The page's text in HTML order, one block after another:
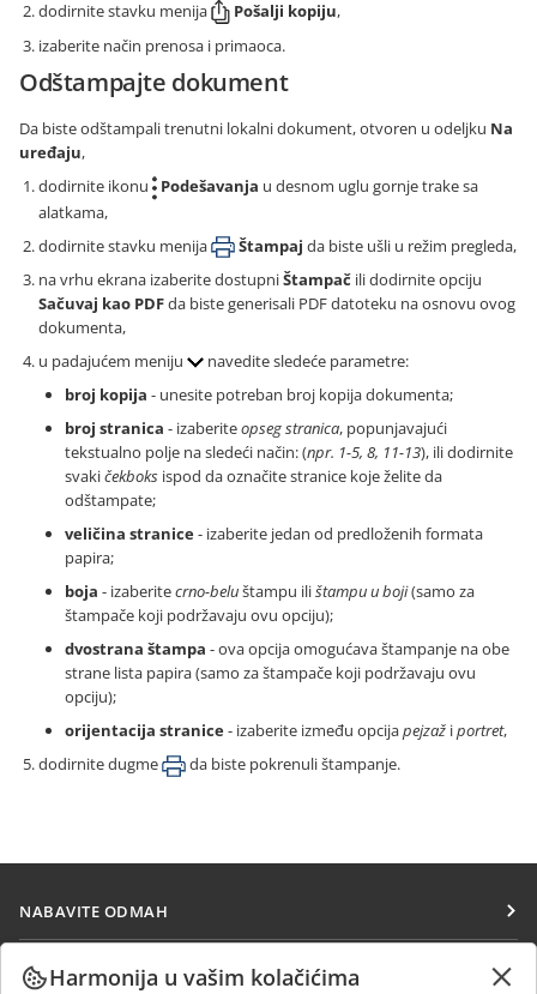
dodirnite stavku menija
Pošalji kopiju,
izaberite način prenosa i primaoca.
Odštampajte dokument
Da biste odštampali trenutni lokalni dokument, otvoren u odeljku Na
uređaju,
dodirnite ikonu
Podešavanja u desnom uglu gornje trake sa
alatkama,
dodirnite stavku menija
Štampaj da biste ušli u režim pregleda,
na vrhu ekrana izaberite dostupniŠtampač ili dodirnite opciju
Sačuvaj kao PDFda biste generisali PDF datoteku na osnovu ovog
dokumenta,
u padajućem meniju
navedite sledeće parametre:
broj kopija - unesite potreban broj kopija dokumenta;
broj stranica - izaberiteopseg stranica, popunjavajući
tekstualno polje na sledeći način: (npr. 1-5, 8, 11-13), ili dodirnite
svakičekboks ispod da označite stranice koje želite da
odštampate;
veličina stranice- izaberite jedan od predloženih formata
papira;
boja - izaberitecrno-beluštampu ilištampu u boji(samo za
štampače koji podržavaju ovu opciju);
dvostrana štampa - ova opcija omogućava štampanje na obe
strane lista papira (samo za štampače koji podržavaju ovu
opciju);
orijentacija stranice- izaberite između opcijapejzaž iportret,
dodirnite dugme
da biste pokrenuli štampanje.
NABAVITE ODMAH
Docs
SARAĐUJTE
Harmonija u vašim kolačićima